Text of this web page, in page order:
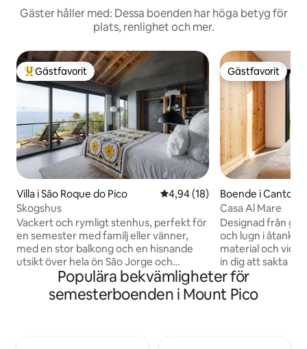
Gäster håller med: Dessa boenden har höga betyg för
plats, renlighet och mer.
Populär gästfavorit
Gästfavorit
Villa i São Roque do Pico 4,94 av 5 i genomsnittligt
4,94 (18)
Skogshus
Vackert och rymligt stenhus, perfekt för
en semester med familj eller vänner,
med en stor balkong och en hisnande
utsikt över hela ön São Jorge och
kanalen, samt, till vänster, de vackra
vikar och socknar i norra Pico kusten.
Man ser och hör Atlantens vågor och
Gästfavorit
Gästfavorit
Boende i Canto
Casa Al Mare
Designad från
och lugn i åtanke.
material och
in dig att sakta
naturliga skönhet
jacuzzin under
morgonarnas mjuka
Populära bekvämligheter för
semesterboenden i Mount Pico